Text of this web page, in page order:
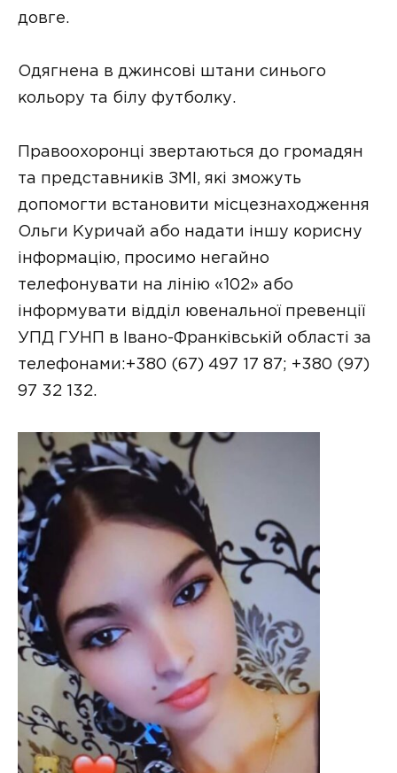
довге.
Одягнена в джинсові штани синього
кольору та білу футболку.
Правоохоронці звертаються до громадян
та представників ЗМІ, які зможуть
допомогти встановити місцезнаходження
Ольги Куричай або надати іншу корисну
інформацію, просимо негайно
телефонувати на лінію «102» або
інформувати відділ ювенальної превенції
УПД ГУНП в Івано-Франківській області за
телефонами:+380 (67) 497 17 87; +380 (97)
97 32 132.